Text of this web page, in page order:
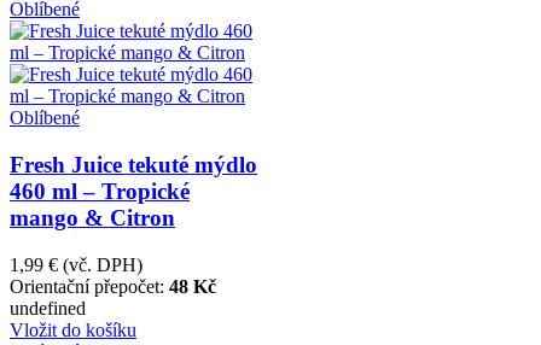
Oblíbené
Oblíbené
Fresh Juice tekuté mýdlo
460 ml – Tropické
mango & Citron
1,99 € (vč. DPH)
Orientační přepočet: 48 Kč
undefined
Vložit do košíku